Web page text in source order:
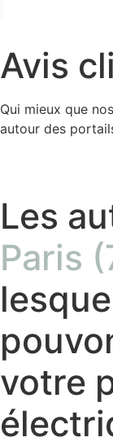
Avis
Qui mieux que
autour des
Les
Paris
votre